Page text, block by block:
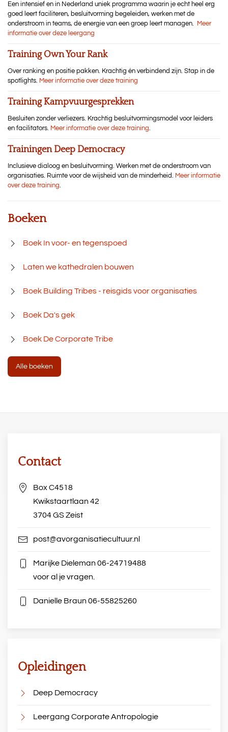
Een intensief en in Nederland uniek programma waarin je echt heel erg
goed leert faciliteren, besluitvorming begeleiden, werken met de
onderstroom in teams, de energie van een groep leert managen.
Meer
informatie over deze leergang
Training Own Your Rank
Over ranking en positie pakken. Krachtig én verbindend zijn. Stap in de
spotlights. Meer informatie over deze training
Training Kampvuurgesprekken
Besluiten zonder verliezers. Krachtig besluitvormingsmodel voor leiders
en facilitators. Meer informatie over deze training.
Trainingen Deep Democracy
Inclusieve dialoog en besluitvorming. Werken met de onderstroom van
organisaties. Ruimte voor de wijsheid van de minderheid. Meer informatie
over deze training.
Boeken
Boek In voor- en tegenspoed
Laten we kathedralen bouwen
Boek Building Tribes - reisgids voor organisaties
Boek Da's gek
Boek De Corporate Tribe
Alle boeken
Contact
Box C4518
Kwikstaartlaan 42
3704 GS Zeist
post@avorganisatiecultuur.nl
Marijke Dieleman06-24719488
voor al je vragen.
Danielle Braun06-55825260
Opleidingen
Deep Democracy
Leergang Corporate Antropologie